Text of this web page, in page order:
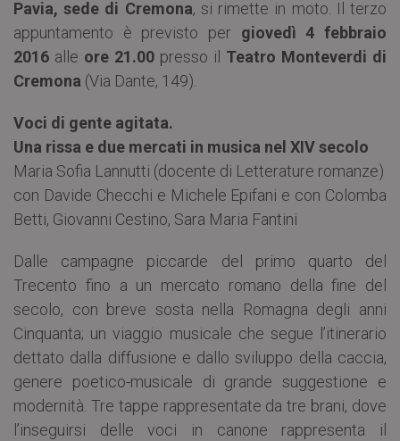
Pavia, sede di Cremona, si rimette in moto. Il terzo
appuntamento è previsto per giovedì 4 febbraio
2016 alle ore 21.00 presso il Teatro Monteverdi di
Cremona (Via Dante, 149).
Voci di gente agitata.
Una rissa e due mercati in musica nel XIV secolo
Maria Sofia Lannutti (docente di Letterature romanze)
con Davide Checchi e Michele Epifani e con Colomba
Betti, Giovanni Cestino, Sara Maria Fantini
Dalle campagne piccarde del primo quarto del
Trecento fino a un mercato romano della fine del
secolo, con breve sosta nella Romagna degli anni
Cinquanta; un viaggio musicale che segue l’itinerario
dettato dalla diffusione e dallo sviluppo della caccia,
genere poetico-musicale di grande suggestione e
modernità. Tre tappe rappresentate da tre brani, dove
l’inseguirsi delle voci in canone rappresenta il